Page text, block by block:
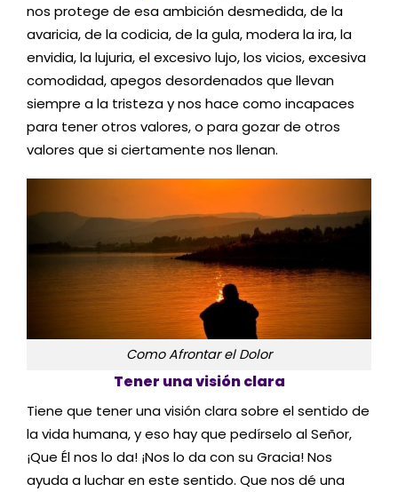
nos protege de esa ambición desmedida, de la
avaricia, de la codicia, de la gula, modera la ira, la
envidia, la lujuria, el excesivo lujo, los vicios, excesiva
comodidad, apegos desordenados que llevan
siempre a la tristeza y nos hace como incapaces
para tener otros valores, o para gozar de otros
valores que si ciertamente nos llenan.
Como Afrontar el Dolor
Tener una visión clara
Tiene que tener una visión clara sobre el sentido de
la vida humana, y eso hay que pedírselo al Señor,
¡Que Él nos lo da! ¡Nos lo da con su Gracia! Nos
ayuda a luchar en este sentido. Que nos dé una